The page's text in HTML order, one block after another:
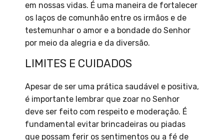
em nossas vidas. É uma maneira de fortalecer
os laços de comunhão entre os irmãos e de
testemunhar o amor e a bondade do Senhor
por meio da alegria e da diversão.
LIMITES E CUIDADOS
Apesar de ser uma prática saudável e positiva,
é importante lembrar que zoar no Senhor
deve ser feito com respeito e moderação. É
fundamental evitar brincadeiras ou piadas
que possam ferir os sentimentos ou a fé de